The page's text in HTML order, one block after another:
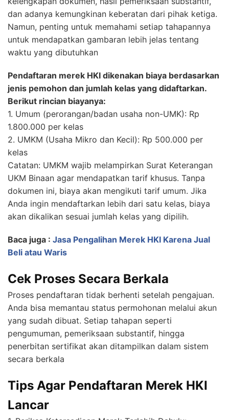
dan adanya kemungkinan keberatan dari pihak ketiga.
Namun, penting untuk memahami setiap tahapannya
untuk mendapatkan gambaran lebih jelas tentang
waktu yang dibutuhkan
Pendaftaran merek HKI dikenakan biaya berdasarkan
jenis pemohon dan jumlah kelas yang didaftarkan.
Berikut rincian biayanya:
1. Umum (perorangan/badan usaha non-UMK): Rp
1.800.000 per kelas
2. UMKM (Usaha Mikro dan Kecil): Rp 500.000 per
kelas
Catatan: UMKM wajib melampirkan Surat Keterangan
UKM Binaan agar mendapatkan tarif khusus. Tanpa
dokumen ini, biaya akan mengikuti tarif umum. Jika
Anda ingin mendaftarkan lebih dari satu kelas, biaya
akan dikalikan sesuai jumlah kelas yang dipilih.
Baca juga : Jasa Pengalihan Merek HKI Karena Jual
Beli atau Waris
Cek Proses Secara Berkala
Proses pendaftaran tidak berhenti setelah pengajuan.
Anda bisa memantau status permohonan melalui akun
yang sudah dibuat. Setiap tahapan seperti
pengumuman, pemeriksaan substantif, hingga
penerbitan sertifikat akan ditampilkan dalam sistem
secara berkala
Tips Agar Pendaftaran Merek HKI
Lancar